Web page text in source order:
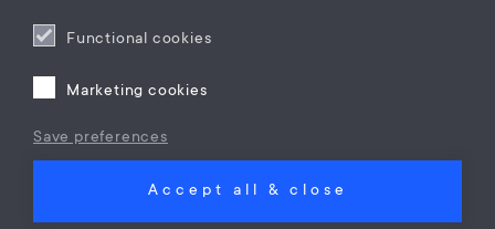
Functional cookies
Marketing cookies
Save preferences
Accept all & close
Privacy verklaring
Klachtenregeling